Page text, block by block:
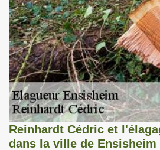
Reinhardt Cédric et
dans la ville de